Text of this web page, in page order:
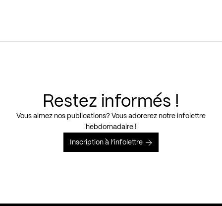
Restez informés !
Vous aimez nos publications? Vous adorerez notre infolettre
hebdomadaire !
Inscription à l’infolettre